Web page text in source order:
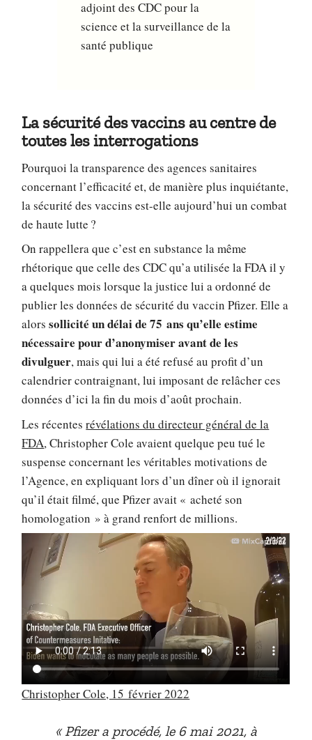
adjoint des CDC pour la
science et la surveillance de la
santé publique
La sécurité des vaccins au centre de
toutes les interrogations
Pourquoi la transparence des agences sanitaires
concernant l’efficacité et, de manière plus inquiétante,
la sécurité des vaccins est-elle aujourd’hui un combat
de haute lutte ?
On rappellera que c’est en substance la même
rhétorique que celle des CDC qu’a utilisée la FDA il y
a quelques mois lorsque la justice lui a ordonné de
publier les données de sécurité du vaccin Pfizer. Elle a
alorssollicité un délai de 75 ans qu’elle estime
nécessaire pour d’anonymiser avant de les
divulguer, mais qui lui a été refusé au profit d’un
calendrier contraignant, lui imposant de relâcher ces
données d’ici la fin du mois d’août prochain.
Les récentesrévélations du directeur général de la
FDA, Christopher Cole avaient quelque peu tué le
suspense concernant les véritables motivations de
l’Agence, en expliquant lors d’un dîner où il ignorait
qu’il était filmé, que Pfizer avait « acheté son
homologation » à grand renfort de millions.
Christopher Cole, 15 février 2022
Pfizer a procédé, le 6 mai 2021, à